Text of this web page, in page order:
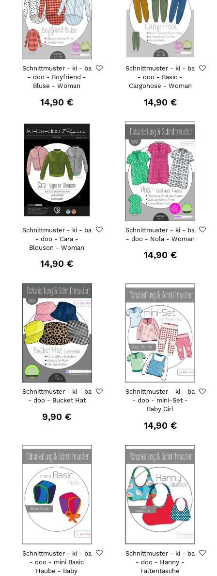
Schnittmuster - ki - ba
- doo - Boyfriend -
Bluse - Woman
14,90 €
Schnittmuster - ki - ba
- doo - Basic -
Cargohose - Woman
14,90 €
Schnittmuster - ki - ba
- doo - Cara -
Blouson - Woman
14,90 €
Schnittmuster - ki - ba
- doo - Nola - Woman
14,90 €
Schnittmuster - ki - ba
- doo - Bucket Hat
9,90 €
Schnittmuster - ki - ba
- doo - mini-Set -
Baby Girl
14,90 €
Schnittmuster - ki - ba
- doo - mini Basic
Haube - Baby
Schnittmuster - ki - ba
- doo - Hanny -
Faltentasche